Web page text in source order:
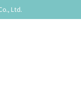
Ltd.